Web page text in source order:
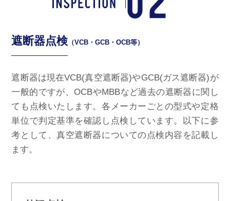
遮断器点検 （VCB・GCB・OCB等）
遮断器は現在VCB(真空遮断器)やGCB(ガス遮断器)が
一般的ですが、OCBやMBBなど過去の遮断器に関し
ても点検いたします。各メーカーごとの型式や定格
単位で判定基準を確認し点検しています。以下に参
考として、真空遮断器についての点検内容を記載し
ます。